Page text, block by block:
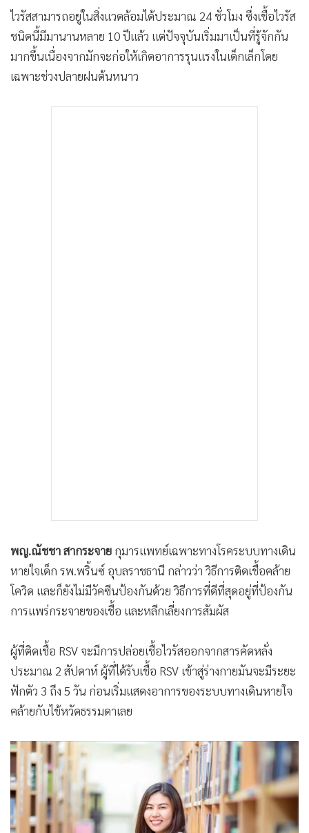
• กองทุนรวม
• Celeb Online
Factcheck
ไวรัสสามารถอยู่ในสิ่งแวดล้อมได้ประมาณ 24 ชั่วโมง ซึ่งเชื้อไวรัส
ชนิดนี้มีมานานหลาย 10 ปีแล้ว แต่ปัจจุบันเริ่มมาเป็นที่รู้จักกัน
มากขึ้นเนื่องจากมักจะก่อให้เกิดอาการรุนแรงในเด็กเล็กโดย
เฉพาะช่วงปลายฝนต้นหนาว
พญ.ณัชชา สากระจาย กุมารแพทย์เฉพาะทางโรคระบบทางเดิน
หายใจเด็ก รพ.พริ้นซ์ อุบลราชธานี กล่าวว่า วิธีการติดเชื้อคล้าย
โควิด และก็ยังไม่มีวัคซีนป้องกันด้วย วิธีการที่ดีที่สุดอยู่ที่ป้องกัน
การแพร่กระจายของเชื้อ และหลีกเลี่ยงการสัมผัส
ผู้ที่ติดเชื้อ RSV จะมีการปล่อยเชื้อไวรัสออกจากสารคัดหลั่ง
ประมาณ 2 สัปดาห์ ผู้ที่ได้รับเชื้อ RSV เข้าสู่ร่างกายมันจะมีระยะ
ฟักตัว 3 ถึง 5 วัน ก่อนเริ่มแสดงอาการของระบบทางเดินหายใจ
คล้ายกับไข้หวัดธรรมดาเลย